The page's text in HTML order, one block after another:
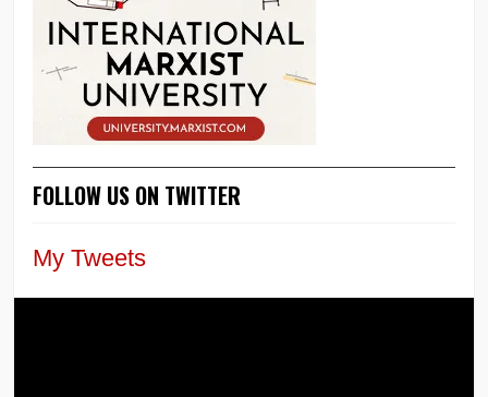
FOLLOW US ON TWITTER
My Tweets